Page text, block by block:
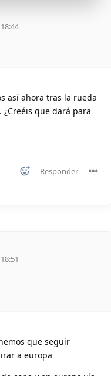
así ahora tras la rueda
que dará para
Responder
que seguir
a europa